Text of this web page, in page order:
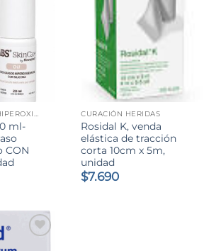
ACEITES GRASOS HIPEROXIGENADO
ml-
CON
CURACIÓN HERIDAS
Rosidal K, venda
elástica de tracción
corta 10cm x 5m,
unidad
$7.690